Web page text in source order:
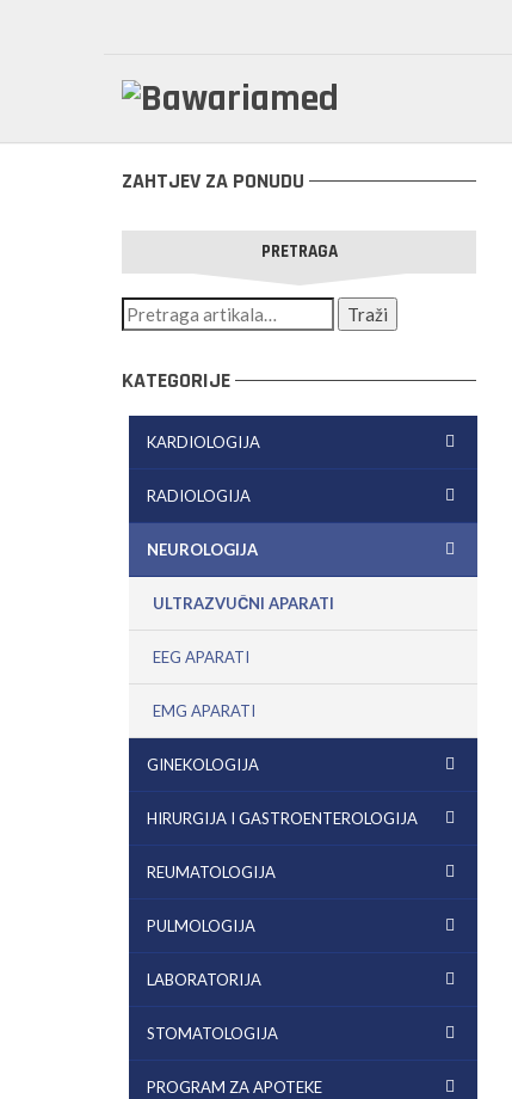
ZAHTJEV ZA PONUDU
PRETRAGA
KATEGORIJE
KARDIOLOGIJA
RADIOLOGIJA
NEUROLOGIJA
ULTRAZVUČNI APARATI
EEG APARATI
EMG APARATI
GINEKOLOGIJA
HIRURGIJA I GASTROENTEROLOGIJA
REUMATOLOGIJA
PULMOLOGIJA
LABORATORIJA
STOMATOLOGIJA
PROGRAM ZA APOTEKE